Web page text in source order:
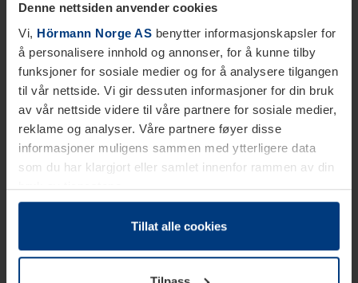
Denne nettsiden anvender cookies
Vi, Hörmann Norge AS benytter informasjonskapsler for
å personalisere innhold og annonser, for å kunne tilby
funksjoner for sosiale medier og for å analysere tilgangen
til vår nettside. Vi gir dessuten informasjoner for din bruk
av vår nettside videre til våre partnere for sosiale medier,
reklame og analyser. Våre partnere føyer disse
informasjoner muligens sammen med ytterligere data
som du har klargjort eller samlet innenfor rammen av din
bruk av tjenestene.
Etter loven kan vi lagre informasjonskapsler på din
datamaskin, hvis disse er absolutt nødvendig for drift av
trenger vi din tillatelse. Du kan når som helst endre eller
Tillat alle cookies